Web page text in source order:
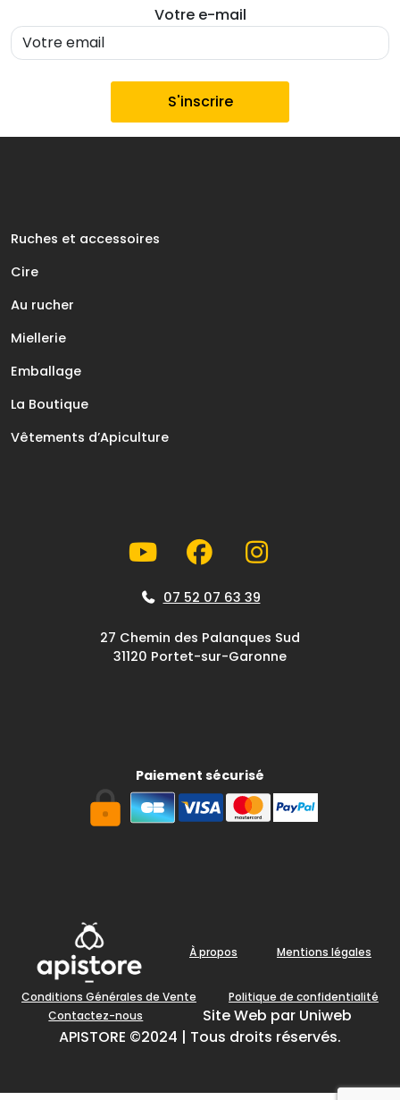
Votre e-mail
Ruches et accessoires
Cire
Au rucher
Miellerie
Emballage
La Boutique
Vêtements d’Apiculture
07 52 07 63 39
27 Chemin des Palanques Sud
31120 Portet-sur-Garonne
Paiement sécurisé
À propos Mentions légales
Conditions Générales de Vente
Politique de confidentialité
Contactez-nous
Site Web par Uniweb
APISTORE ©2024 | Tous droits réservés.